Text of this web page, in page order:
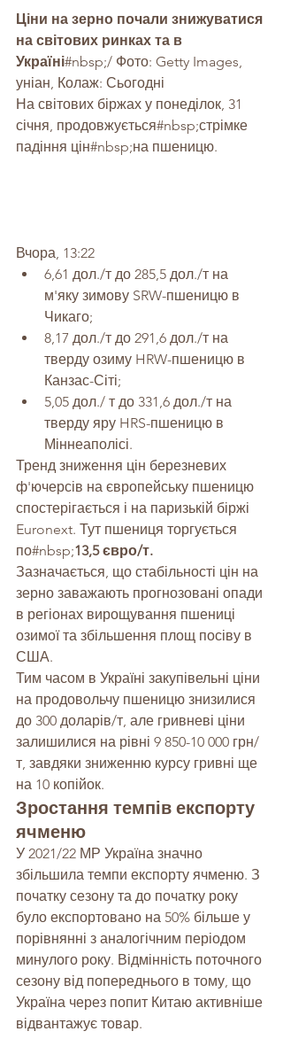
Ціни на зерно почали знижуватися
на світових ринках та в
Україні#nbsp;/ Фото: Getty Images,
уніан, Колаж: Сьогодні
На світових біржах у понеділок, 31
січня, продовжується#nbsp;стрімке
падіння цін#nbsp;на пшеницю.
Вчора, 13:22
6,61 дол./т до 285,5 дол./т на
м'яку зимову SRW-пшеницю в
Чикаго;
8,17 дол./т до 291,6 дол./т на
тверду озиму HRW-пшеницю в
Канзас-Сіті;
5,05 дол./ т до 331,6 дол./т на
тверду яру HRS-пшеницю в
Міннеаполісі.
Тренд зниження цін березневих
ф'ючерсів на європейську пшеницю
спостерігається і на паризькій біржі
Euronext. Тут пшениця торгується
по#nbsp;13,5 євро/т.
Зазначається, що стабільності цін на
зерно заважають прогнозовані опади
в регіонах вирощування пшениці
озимої та збільшення площ посіву в
США.
Тим часом в Україні закупівельні ціни
на продовольчу пшеницю знизилися
до 300 доларів/т, але гривневі ціни
залишилися на рівні 9 850-10 000 грн/
т, завдяки зниженню курсу гривні ще
на 10 копійок.
Зростання темпів експорту
ячменю
У 2021/22 МР Україна значно
збільшила темпи експорту ячменю. З
початку сезону та до початку року
було експортовано на 50% більше у
порівнянні з аналогічним періодом
минулого року. Відмінність поточного
сезону від попереднього в тому, що
Україна через попит Китаю активніше
відвантажує товар.